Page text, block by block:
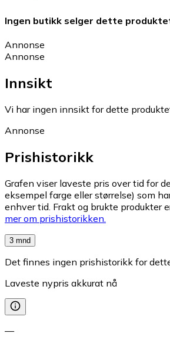
Ingen butikk selger dette
Annonse
Annonse
Innsikt
Vi har ingen innsikt for dette
Annonse
Prishistorikk
Grafen viser laveste pris over tid for
eksempel farge eller størrelse) som
enhver tid. Frakt og brukte produkter
mer om prishistorikken.
3 mnd
Det finnes ingen prishistorikk for
Laveste nypris akkurat nå
—